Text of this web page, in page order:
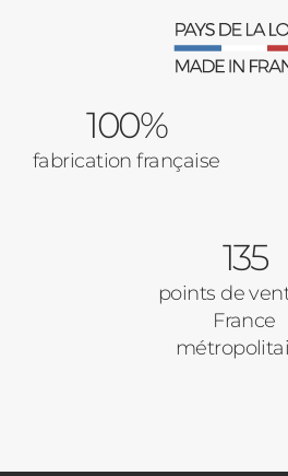
100%
fabrication française
135
points de
France